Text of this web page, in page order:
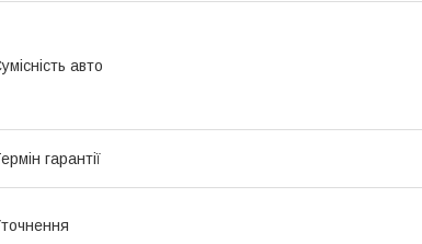
авто
гарантії